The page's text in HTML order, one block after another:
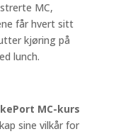
MC,
får hvert sitt
kjøring på
lunch.
MC-kurs
sine vilkår for